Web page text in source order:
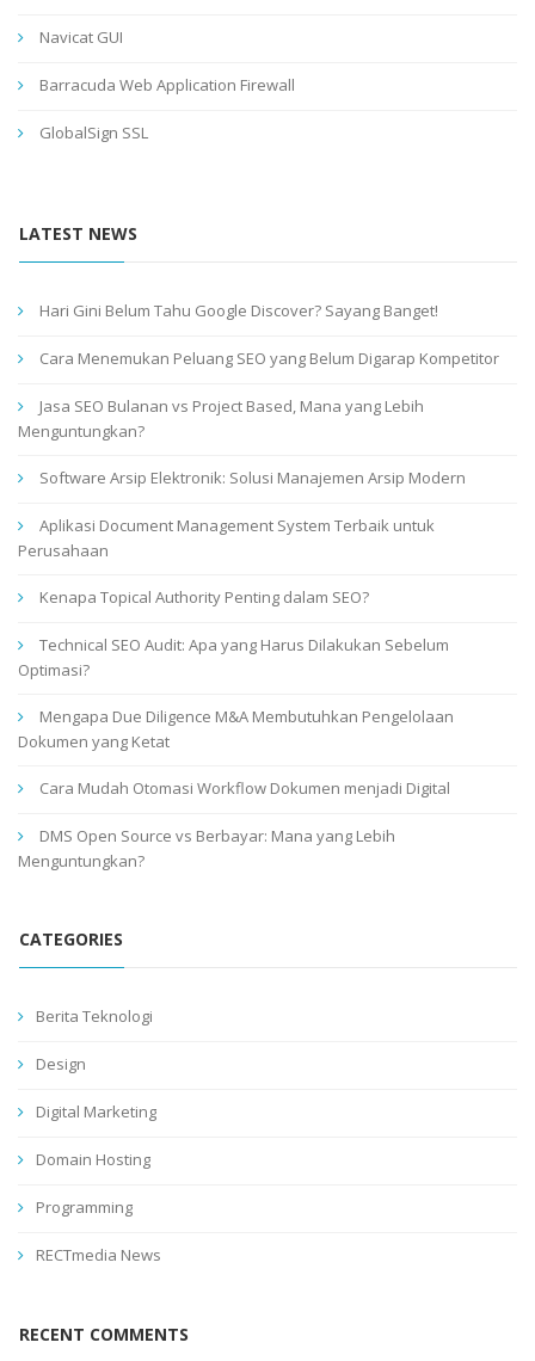
Navicat GUI
Barracuda Web Application Firewall
GlobalSign SSL
LATEST NEWS
Hari Gini Belum Tahu Google Discover? Sayang Banget!
Cara Menemukan Peluang SEO yang Belum Digarap Kompetitor
Jasa SEO Bulanan vs Project Based, Mana yang Lebih
Menguntungkan?
Software Arsip Elektronik: Solusi Manajemen Arsip Modern
Aplikasi Document Management System Terbaik untuk
Perusahaan
Kenapa Topical Authority Penting dalam SEO?
Technical SEO Audit: Apa yang Harus Dilakukan Sebelum
Optimasi?
Mengapa Due Diligence M&A Membutuhkan Pengelolaan
Dokumen yang Ketat
Cara Mudah Otomasi Workflow Dokumen menjadi Digital
DMS Open Source vs Berbayar: Mana yang Lebih
Menguntungkan?
CATEGORIES
Berita Teknologi
Design
Digital Marketing
Domain Hosting
Programming
RECTmedia News
RECENT COMMENTS